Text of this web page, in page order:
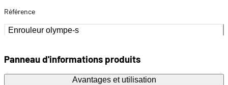
Référence
Enrouleur olympe-s
Panneau d'informations produits
Avantages et utilisation